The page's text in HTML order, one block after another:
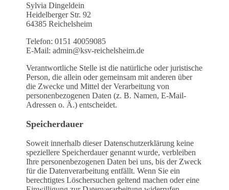
Sylvia Dingeldein
Heidelberger Str. 92
64385 Reichelsheim
Telefon: 0151 40059085
E-Mail: admin@ksv-reichelsheim.de
Verantwortliche Stelle ist die natürliche oder juristische
Person, die allein oder gemeinsam mit anderen über
die Zwecke und Mittel der Verarbeitung von
personenbezogenen Daten (z. B. Namen, E-Mail-
Adressen o. Ä.) entscheidet.
Speicherdauer
Soweit innerhalb dieser Datenschutzerklärung keine
speziellere Speicherdauer genannt wurde, verbleiben
Ihre personenbezogenen Daten bei uns, bis der Zweck
für die Datenverarbeitung entfällt. Wenn Sie ein
berechtigtes Löschersuchen geltend machen oder eine